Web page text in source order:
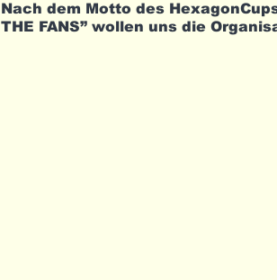
Nach dem Motto des HexagonCups
THE FANS” wollen uns die